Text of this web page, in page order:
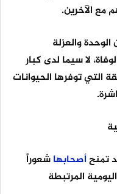
مع الآخرين.
والعزلة
لا سيما لدى كبار
التي توفرها الحيوانات
تمنحأصحابهاشعوراً
المرتبطة